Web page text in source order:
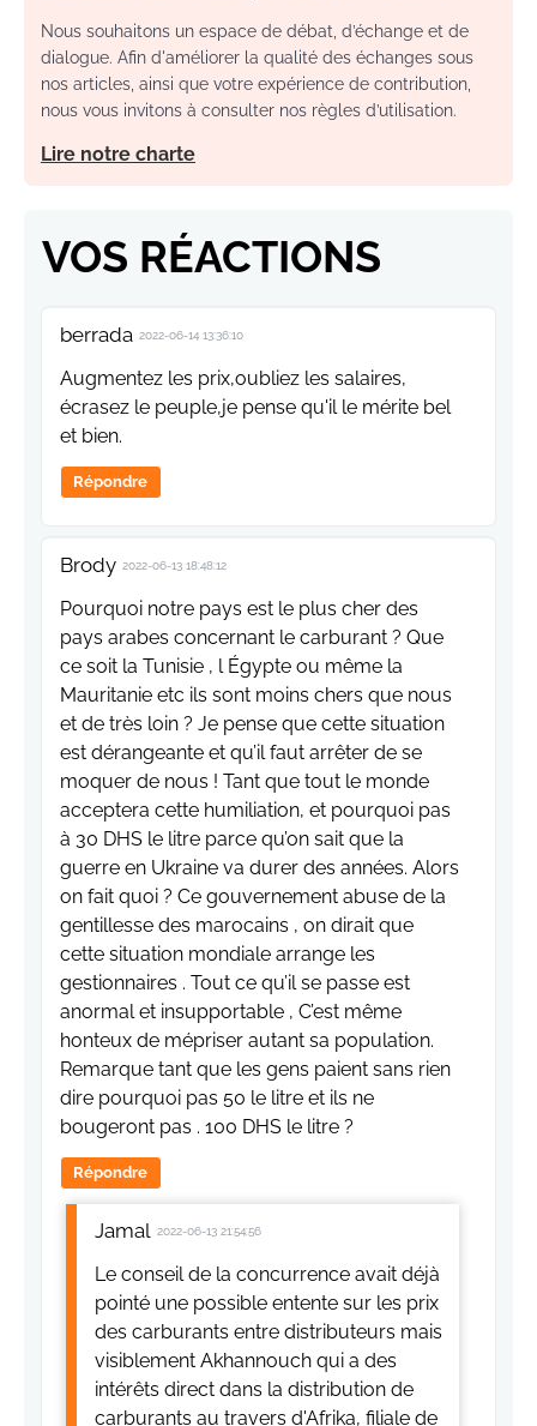
Nous souhaitons un espace de débat, d’échange et de
dialogue. Afin d'améliorer la qualité des échanges sous
nos articles, ainsi que votre expérience de contribution,
nous vous invitons à consulter nos règles d’utilisation.
Lire notre charte
VOS RÉACTIONS
berrada 2022-06-14 13:36:10
Augmentez les prix,oubliez les salaires,
écrasez le peuple,je pense qu'il le mérite bel
et bien.
Répondre
Brody 2022-06-13 18:48:12
Pourquoi notre pays est le plus cher des
pays arabes concernant le carburant ? Que
ce soit la Tunisie , l Égypte ou même la
Mauritanie etc ils sont moins chers que nous
et de très loin ? Je pense que cette situation
est dérangeante et qu’il faut arrêter de se
moquer de nous ! Tant que tout le monde
acceptera cette humiliation, et pourquoi pas
à 30 DHS le litre parce qu’on sait que la
guerre en Ukraine va durer des années. Alors
on fait quoi ? Ce gouvernement abuse de la
gentillesse des marocains , on dirait que
cette situation mondiale arrange les
gestionnaires . Tout ce qu’il se passe est
anormal et insupportable , C’est même
honteux de mépriser autant sa population.
Remarque tant que les gens paient sans rien
dire pourquoi pas 50 le litre et ils ne
bougeront pas . 100 DHS le litre ?
Répondre
Jamal 2022-06-13 21:54:56
Le conseil de la concurrence avait déjà
pointé une possible entente sur les prix
des carburants entre distributeurs mais
visiblement Akhannouch qui a des
intérêts direct dans la distribution de
carburants au travers d'Afrika, filiale de